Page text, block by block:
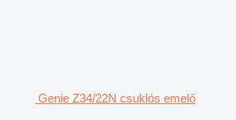
Genie Z34/22N csuklós emelő